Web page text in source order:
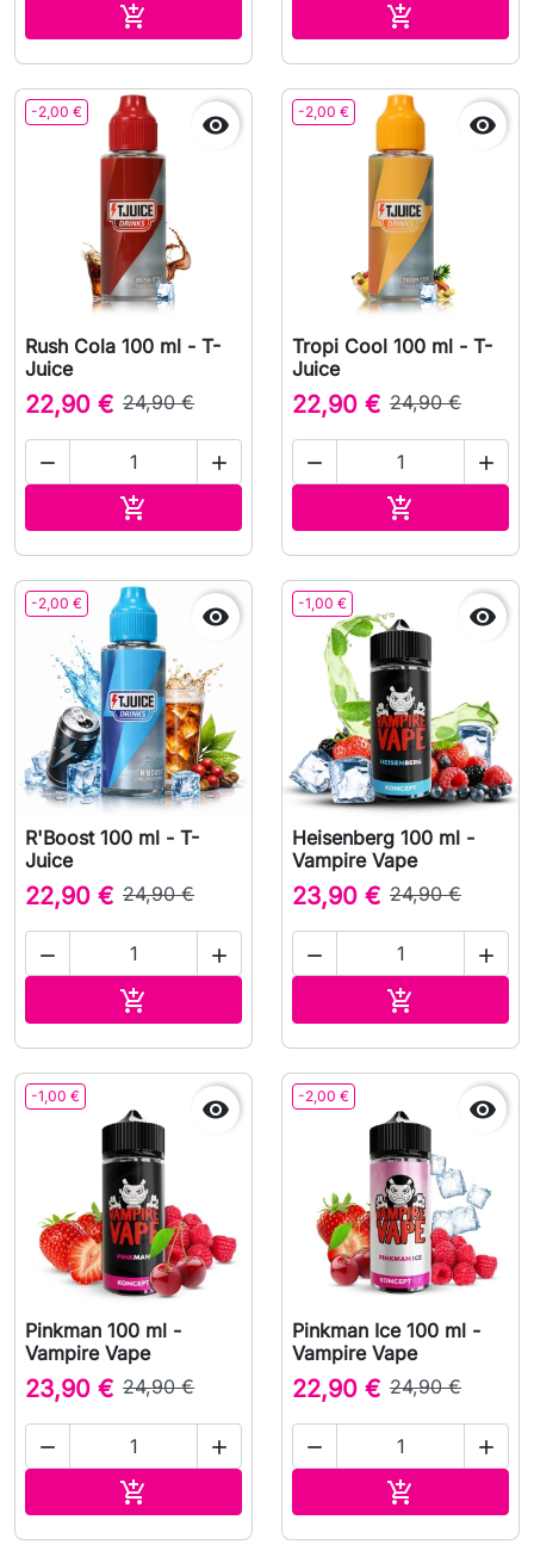
 
-2,00 € 
Rush Cola 100 ml - T-
Juice
22,90 € 24,90 €
 

-2,00 € 
Tropi Cool 100 ml - T-
Juice
22,90 € 24,90 €
 

-2,00 € 
R'Boost 100 ml - T-
Juice
22,90 € 24,90 €
 

-1,00 € 
Heisenberg 100 ml -
Vampire Vape
23,90 € 24,90 €
 

-1,00 € 
Pinkman 100 ml -
Vampire Vape
23,90 € 24,90 €
 

-2,00 € 
Pinkman Ice 100 ml -
Vampire Vape
22,90 € 24,90 €
 
